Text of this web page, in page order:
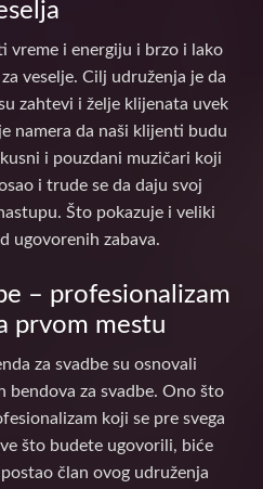
vreme i energiju i brzo i lako
veselje. Cilj udruženja je da
zahtevi i želje klijenata uvek
namera da naši klijenti budu
i pouzdani muzičari koji
i trude se da daju svoj
Što pokazuje i veliki
ugovorenih zabava.
– profesionalizam
prvom mestu
za svadbe su osnovali
bendova za svadbe. Ono što
koji se pre svega
što budete ugovorili, biće
član ovog udruženja